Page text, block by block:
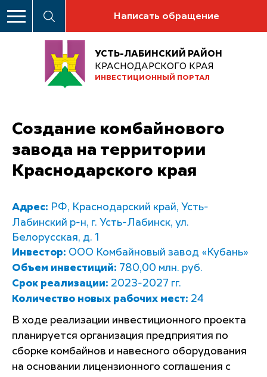
Написать обращение
УСТЬ-ЛАБИНСКИЙ РАЙОН
КРАСНОДАРСКОГО КРАЯ
ИНВЕСТИЦИОННЫЙ ПОРТАЛ
Создание комбайнового
завода на территории
Краснодарского края
Адрес: РФ, Краснодарский край, Усть-
Лабинский р-н, г. Усть-Лабинск, ул.
Белорусская, д. 1
Инвестор: ООО Комбайновый завод «Кубань»
Объем инвестиций: 780,00 млн. руб.
Срок реализации: 2023-2027 гг.
Количество новых рабочих мест: 24
В ходе реализации инвестиционного проекта
планируется организация предприятия по
сборке комбайнов и навесного оборудования
на основании лицензионного соглашения с